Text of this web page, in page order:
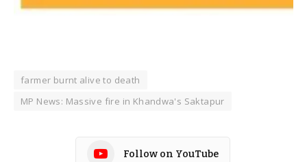
farmer burnt alive to death
MP News: Massive fire in Khandwa's Saktapur
Follow on YouTube